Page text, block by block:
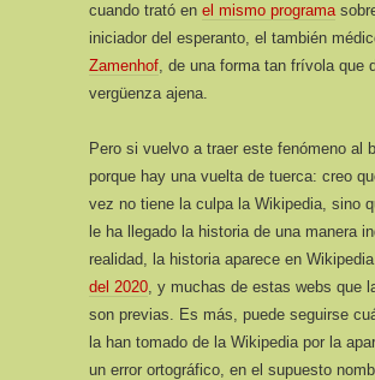
cuando trató en el mismo programa
iniciador del esperanto, el también
Zamenhof, de una forma tan frívola que
vergüenza ajena.
Pero si vuelvo a traer este fenómeno al
porque hay una vuelta de tuerca: creo
vez no tiene la culpa la Wikipedia, sino
le ha llegado la historia de una manera
realidad, la historia aparece en
del 2020, y muchas de estas webs que
son previas. Es más, puede seguirse
la han tomado de la Wikipedia por la
un error ortográfico, en el supuesto